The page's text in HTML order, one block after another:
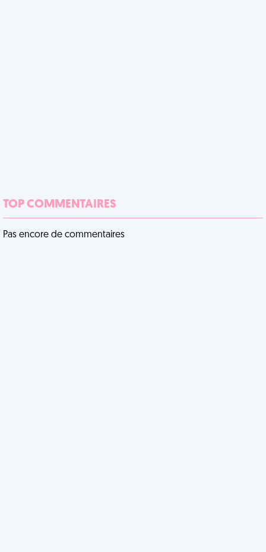
TOP COMMENTAIRES
Pas encore de commentaires